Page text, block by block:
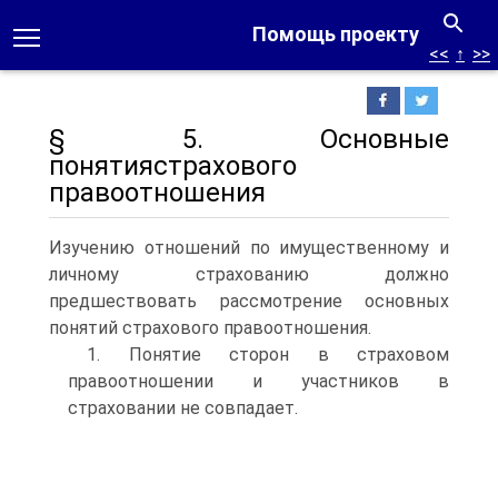
Помощь проекту
<< ↑ >>
§ 5. Основные
понятиястрахового
правоотношения
Изучению отношений по имущественному и
личному страхованию должно
предшествовать рассмотрение основных
понятий страхового правоотношения.
1. Понятие сторон в страховом
правоотношении и участников в
страховании не совпадает.